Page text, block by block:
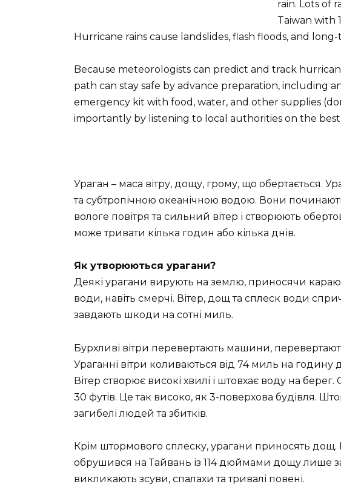
rain. Lots of
Taiwan with
Hurricane rains cause landslides, flash floods, and
Because meteorologists can predict and track
path can stay safe by advance preparation, including
emergency kit with food, water, and other supplies
importantly by listening to local authorities on the best
Ураган – маса вітру, дощу, грому, що обертається.
та субтропічною океанічною водою. Вони
вологе повітря та сильний вітер і створюють
може тривати кілька годин або кілька днів.
Як утворюються урагани?
Деякі урагани вирують на землю, приносячи
води, навіть смерчі. Вітер, дощ та сплеск води
завдають шкоди на сотні миль.
Бурхливі вітри перевертають машини,
Ураганні вітри коливаються від 74 миль на годину
Вітер створює високі хвилі і штовхає воду на
30 футів. Це так високо, як 3-поверхова будівля.
загибелі людей та збитків.
Крім штормового сплеску, урагани приносять
обрушився на Тайвань із 114 дюймами дощу лише
викликають зсуви, спалахи та тривалі повені.